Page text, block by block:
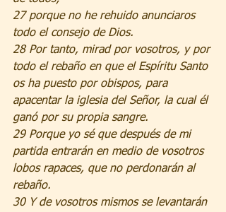
27 porque no he rehuido anunciaros
todo el consejo de Dios.
28 Por tanto, mirad por vosotros, y por
todo el rebaño en que el Espíritu Santo
os ha puesto por obispos, para
apacentar la iglesia del Señor, la cual él
ganó por su propia sangre.
29 Porque yo sé que después de mi
partida entrarán en medio de vosotros
lobos rapaces, que no perdonarán al
rebaño.
30 Y de vosotros mismos se levantarán